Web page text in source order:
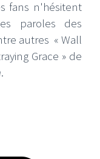
fans n'hésitent
paroles des
autres « Wall
Grace » de
.